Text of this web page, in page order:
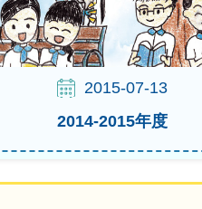
2015-07-13
2014-2015年度